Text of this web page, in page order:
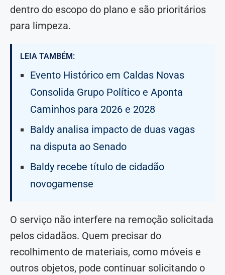
dentro do escopo do plano e são prioritários
para limpeza.
LEIA TAMBÉM:
Evento Histórico em Caldas Novas
Consolida Grupo Político e Aponta
Caminhos para 2026 e 2028
Baldy analisa impacto de duas vagas
na disputa ao Senado
Baldy recebe título de cidadão
novogamense
O serviço não interfere na remoção solicitada
pelos cidadãos. Quem precisar do
recolhimento de materiais, como móveis e
outros objetos, pode continuar solicitando o